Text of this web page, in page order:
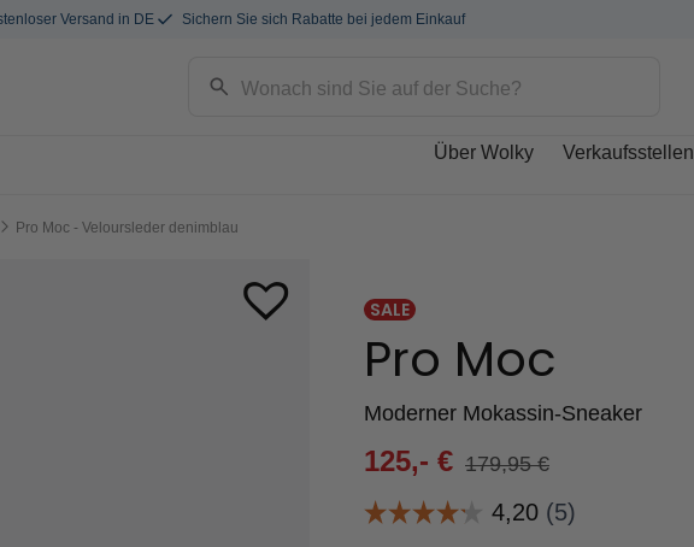
Versand in DE Sichern Sie sich Rabatte bei jedem Einkauf
Über Wolky Verkaufsstellen
Pro Moc - Veloursleder denimblau
SALE
Pro Moc
Moderner Mokassin-Sneaker
179,95€
125,- €